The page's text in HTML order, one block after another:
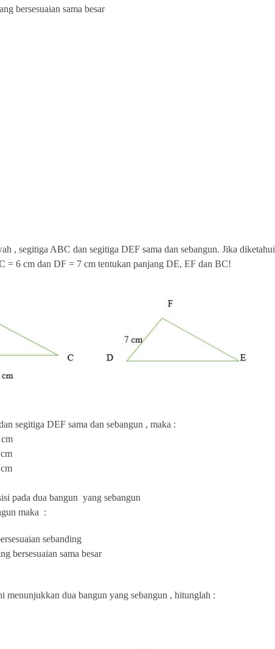
bersesuaian sama besar
, segitiga ABC dan segitiga DEF sama dan sebangun. Jika diketahui
= 6 cm dan DF = 7 cm tentukan panjang DE, EF dan BC!
segitiga DEF sama dan sebangun , maka :
pada dua bangun yang sebangun
maka :
sebanding
bersesuaian sama besar
menunjukkan dua bangun yang sebangun , hitunglah :